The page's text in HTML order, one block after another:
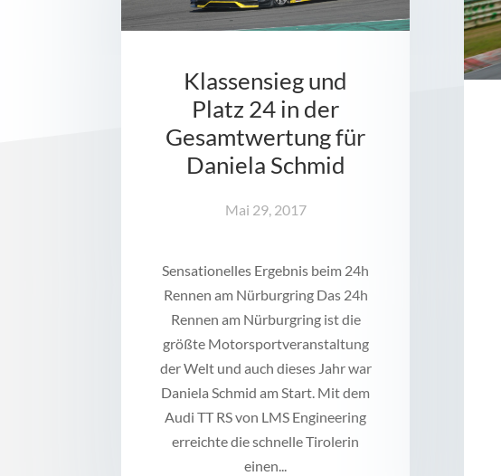
Klassensieg und
Platz 24 in der
Gesamtwertung für
Daniela Schmid
Mai 29, 2017
Sensationelles Ergebnis beim 24h
Rennen am Nürburgring Das 24h
Rennen am Nürburgring ist die
größte Motorsportveranstaltung
der Welt und auch dieses Jahr war
Daniela Schmid am Start. Mit dem
Audi TT RS von LMS Engineering
erreichte die schnelle Tirolerin
einen...